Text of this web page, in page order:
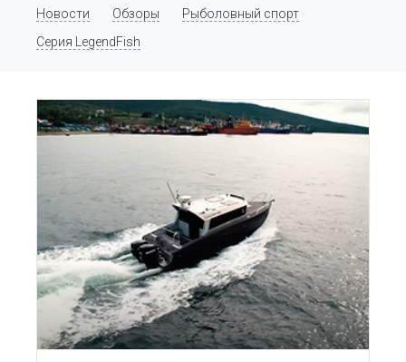
Новости
Обзоры
Рыболовный спорт
Серия LegendFish